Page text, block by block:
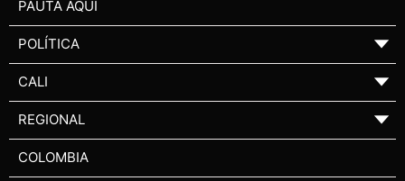
PAUTA AQUÍ
POLÍTICA ▼
CALI ▼
REGIONAL ▼
COLOMBIA